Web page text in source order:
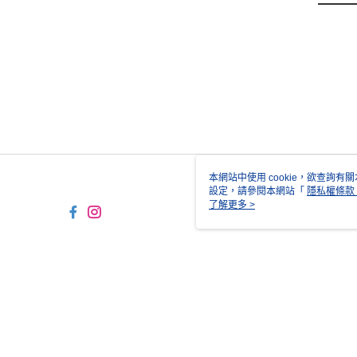
本網站中使用 cookie，欲查詢有
設定，請參閱本網站「 隱私權條款
使用 cookie。
了解更多 >